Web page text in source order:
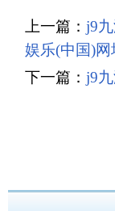
上一篇： j9
娱乐(中国)网
下一篇： j9